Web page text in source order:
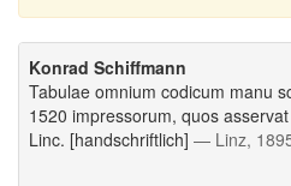
Konrad Schiffmann
Tabulae omnium codicum manu
1520 impressorum, quos
Linc. [handschriftlich] — Linz,